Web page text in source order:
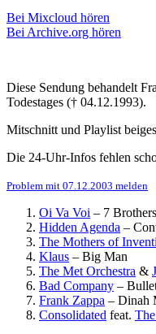
Bei Mixcloud hören
Bei Archive.org hören
Diese Sendung behandelt
Todestages († 04.12.1993).
Mitschnitt und Playlist
Die 24-Uhr-Infos fehlen
Problem mit 07.12.2003 melden
Oi Va Voi – 7
Hidden Agenda –
The Mothers of
Klaus – Big Man
The Met Orchestra &
Bad Company –
Frank Zappa – Dinah
Consolidated feat.